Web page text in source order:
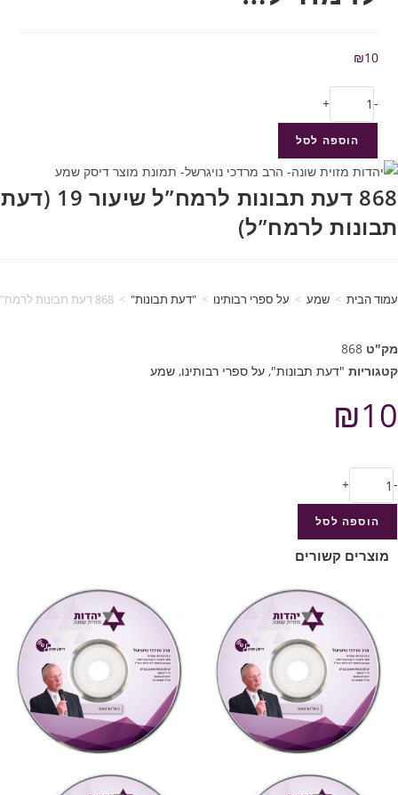
₪10
-
+
הוספה לסל
868 דעת תבונות לרמח”ל שיעור 19 (דעת
תבונות לרמח”ל)
עמוד הבית > שמע > על ספרי רבותינו > "דעת תבונות" > 868 דעת תבונות לרמח”ל שיעור 19 (דעת תבונות לרמח”ל)
מק"ט 868
קטגוריות "דעת תבונות", על ספרי רבותינו, שמע
₪10
-
+
הוספה לסל
מוצרים קשורים